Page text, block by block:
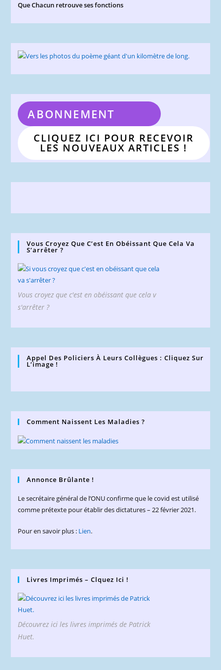
Que Chacun retrouve ses fonctions
ABONNEMENT
CLIQUEZ ICI POUR RECEVOIR
LES NOUVEAUX ARTICLES !
Vous Croyez Que C’est En Obéissant Que Cela Va
S’arrêter ?
Vous croyez que c'est en obéissant que cela v
s'arrêter ?
Appel Des Policiers À Leurs Collègues : Cliquez Sur
L’image !
Comment Naissent Les Maladies ?
Annonce Brûlante !
Le secrétaire général de l’ONU confirme que le covid est utilisé
comme prétexte pour établir des dictatures – 22 février 2021.
Pour en savoir plus : Lien.
Livres Imprimés – Clquez Ici !
Découvrez ici les livres imprimés de Patrick
Huet.